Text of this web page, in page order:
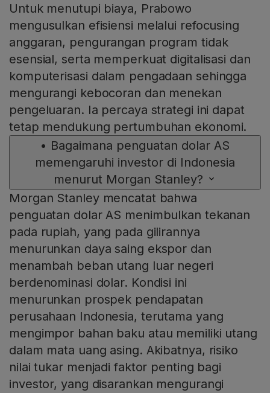
Untuk menutupi biaya, Prabowo
mengusulkan efisiensi melalui refocusing
anggaran, pengurangan program tidak
esensial, serta memperkuat digitalisasi dan
komputerisasi dalam pengadaan sehingga
mengurangi kebocoran dan menekan
pengeluaran. Ia percaya strategi ini dapat
tetap mendukung pertumbuhan ekonomi.
• Bagaimana penguatan dolar AS
memengaruhi investor di Indonesia
menurut Morgan Stanley?
Morgan Stanley mencatat bahwa
penguatan dolar AS menimbulkan tekanan
pada rupiah, yang pada gilirannya
menurunkan daya saing ekspor dan
menambah beban utang luar negeri
berdenominasi dolar. Kondisi ini
menurunkan prospek pendapatan
perusahaan Indonesia, terutama yang
mengimpor bahan baku atau memiliki utang
dalam mata uang asing. Akibatnya, risiko
nilai tukar menjadi faktor penting bagi
investor, yang disarankan mengurangi